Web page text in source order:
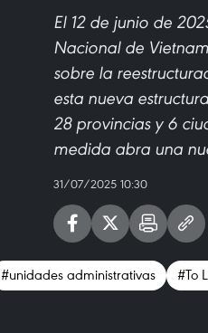
El 12 de junio de
Nacional de
sobre la
esta nueva
28 provincias y 6
medida abra una
31/07/2025 10:30
#unidades administrativas #To